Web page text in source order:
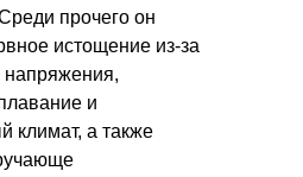
прочего он
истощение из-за
напряжения,
и
климат, а также